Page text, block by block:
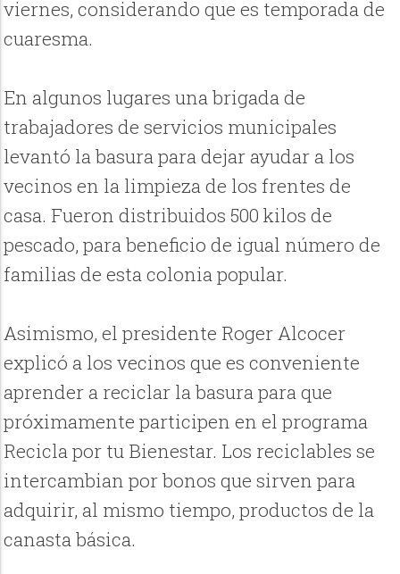
viernes, considerando que es temporada de
cuaresma.
En algunos lugares una brigada de
trabajadores de servicios municipales
levantó la basura para dejar ayudar a los
vecinos en la limpieza de los frentes de
casa. Fueron distribuidos 500 kilos de
pescado, para beneficio de igual número de
familias de esta colonia popular.
Asimismo, el presidente Roger Alcocer
explicó a los vecinos que es conveniente
aprender a reciclar la basura para que
próximamente participen en el programa
Recicla por tu Bienestar. Los reciclables se
intercambian por bonos que sirven para
adquirir, al mismo tiempo, productos de la
canasta básica.